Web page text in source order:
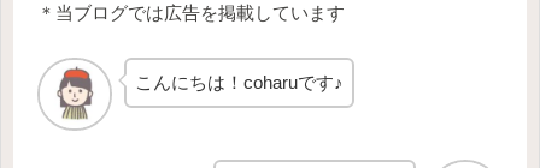
＊当ブログでは広告を掲載しています
こんにちは！coharuです♪